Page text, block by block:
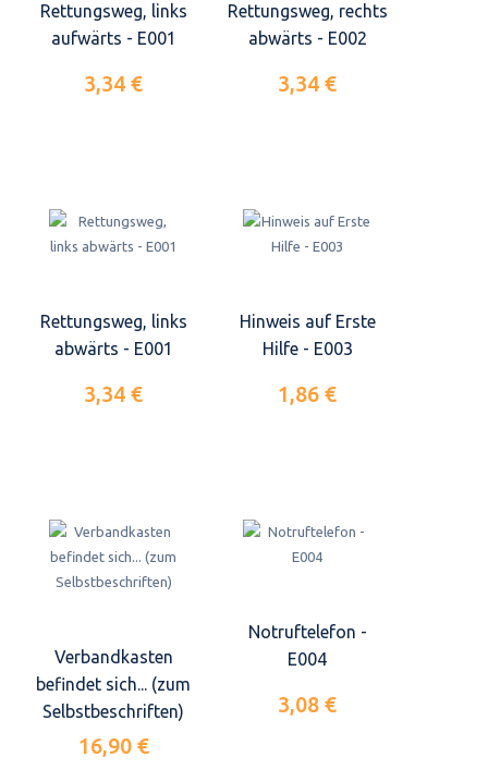
Rettungsweg, links
aufwärts - E001
3,34 €
Rettungsweg, rechts
abwärts - E002
3,34 €
Rettungsweg, links
abwärts - E001
3,34 €
Hinweis auf Erste
Hilfe - E003
1,86 €
Verbandkasten
befindet sich... (zum
Selbstbeschriften)
16,90 €
Notruftelefon -
E004
3,08 €